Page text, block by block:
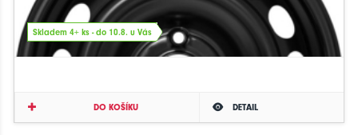
Skladem 4+ ks - do 10.8. u Vás
DO KOŠÍKU DETAIL